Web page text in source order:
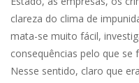
clareza do clima de
mata-se muito fácil,
consequências pelo que se
Nesse sentido, claro que